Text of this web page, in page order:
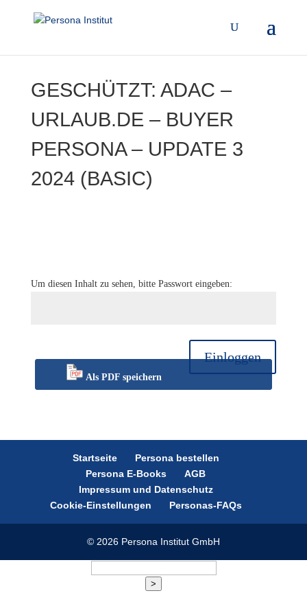
GESCHÜTZT: ADAC –
URLAUB.DE – BUYER
PERSONA – UPDATE 3
2024 (BASIC)
Um diesen Inhalt zu sehen, bitte Passwort eingeben:
Einloggen
Als PDF speichern
Startseite
Persona bestellen
Persona E-Books
AGB
Impressum und Datenschutz
Cookie-Einstellungen
Personas-FAQs
© 2026 Persona Institut GmbH
>